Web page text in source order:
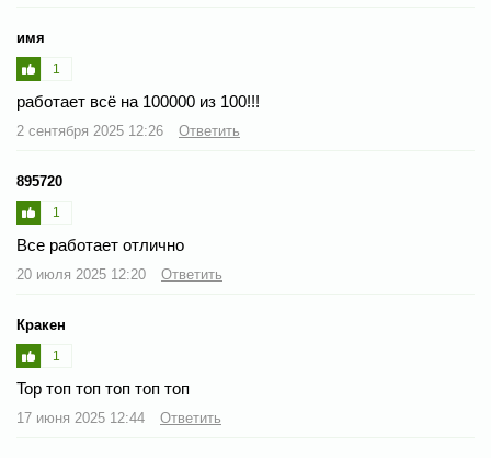
имя
1
работает всё на 100000 из 100!!!
2 сентября 2025 12:26 Ответить
895720
1
Все работает отлично
20 июля 2025 12:20 Ответить
Кракен
1
Top топ топ топ топ топ
17 июня 2025 12:44 Ответить